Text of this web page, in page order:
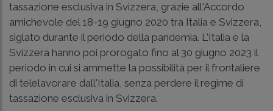
tassazione esclusiva in Svizzera, grazie all'Accordo
amichevole del 18-19 giugno 2020 tra Italia e Svizzera,
siglato durante il periodo della pandemia. L'Italia e la
Svizzera hanno poi prorogato fino al 30 giugno 2023 il
periodo in cui si ammette la possibilità per il frontaliere
di telelavorare dall'Italia, senza perdere il regime di
tassazione esclusiva in Svizzera.